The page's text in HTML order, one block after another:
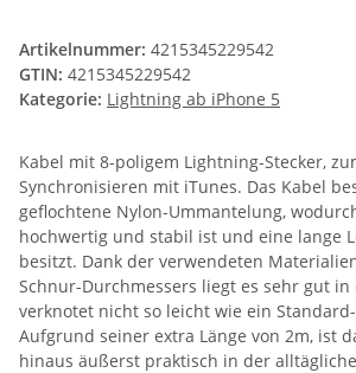
Artikelnummer: 4215345229542
GTIN: 4215345229542
Kategorie: Lightning ab iPhone 5
Kabel mit 8-poligem Lightning-Stecker,
Synchronisieren mit iTunes. Das Kabel
geflochtene Nylon-Ummantelung,
hochwertig und stabil ist und eine lange
besitzt. Dank der verwendeten
Schnur-Durchmessers liegt es sehr gut
verknotet nicht so leicht wie ein
Aufgrund seiner extra Länge von 2m, ist
hinaus äußerst praktisch in der